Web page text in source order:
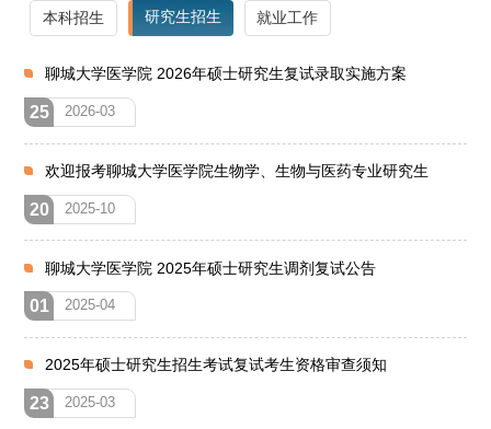
本科招生 研究生招生 就业工作
聊城大学医学院 2026年硕士研究生复试录取实施方案
25 2026-03
欢迎报考聊城大学医学院生物学、生物与医药专业研究生
20 2025-10
聊城大学医学院 2025年硕士研究生调剂复试公告
01 2025-04
2025年硕士研究生招生考试复试考生资格审查须知
23 2025-03